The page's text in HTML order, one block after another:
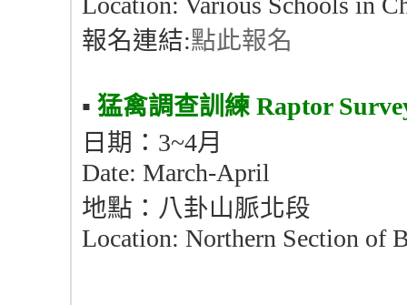
報名連結:點此報名
▪︎ 猛禽調查訓練 Raptor
日期：3~4月
Date: March-April
地點：八卦山脈北段
Location: Northern Section of